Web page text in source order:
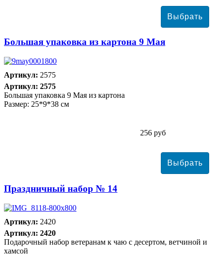
Большая упаковка из картона 9 Мая
Артикул: 2575
Артикул: 2575
Большая упаковка 9 Мая из картона
Размер: 25*9*38 см
256 руб
Праздничный набор № 14
Артикул: 2420
Артикул: 2420
Подарочный набор ветеранам к чаю с десертом, ветчиной и
хамсой